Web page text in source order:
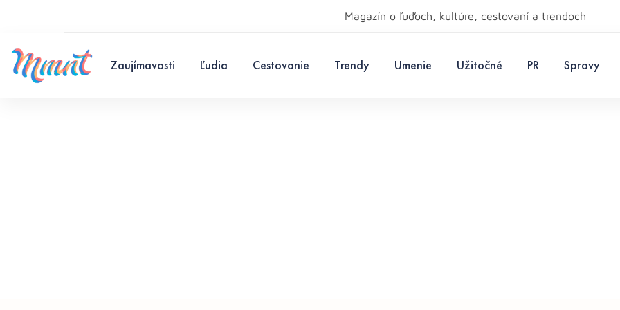
Magazín o ľuďoch, kultúre, cestovaní a trendoch
Zaujímavosti Ľudia Cestovanie Trendy Umenie Užitočné PR Spravy